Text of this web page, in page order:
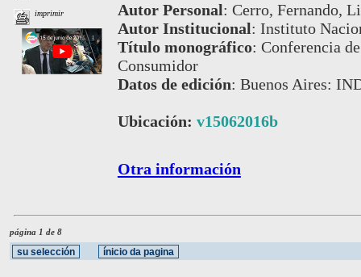
imprimir Autor Personal: Cerro, Fernando,
Autor Institucional: Instituto
Título monográfico: Conferencia
Consumidor
Datos de edición: Buenos Aires:
Ubicación: v15062016b
Otra información
página 1 de 8